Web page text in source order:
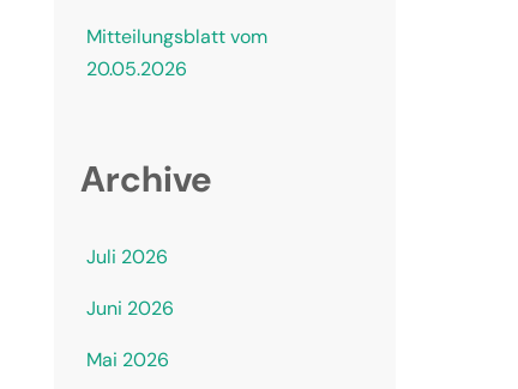
Mitteilungsblatt vom
20.05.2026
Archive
Juli 2026
Juni 2026
Mai 2026